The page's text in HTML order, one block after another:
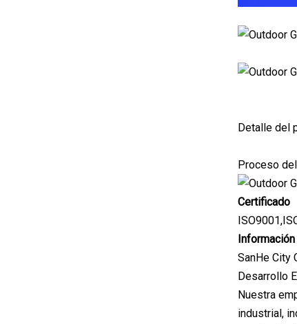
Detalle del
Proceso
Certificado
SanHe City
Desarrollo
Nuestra
industrial,